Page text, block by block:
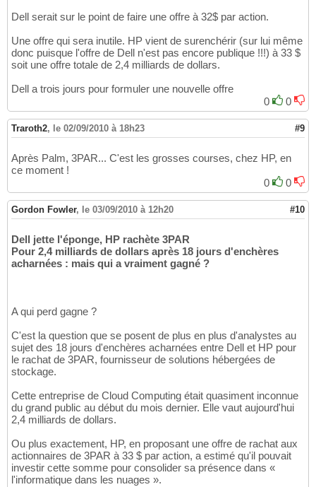
Dell serait sur le point de faire une offre à 32$ par action.
Une offre qui sera inutile. HP vient de surenchérir (sur lui même
donc puisque l'offre de Dell n'est pas encore publique !!!) à 33 $
soit une offre totale de 2,4 milliards de dollars.
Dell a trois jours pour formuler une nouvelle offre
0
0
Traroth2, le 02/09/2010 à 18h23 #9
Après Palm, 3PAR... C'est les grosses courses, chez HP, en
ce moment !
0
0
Gordon Fowler, le 03/09/2010 à 12h20 #10
Dell jette l'éponge, HP rachète 3PAR
Pour 2,4 milliards de dollars après 18 jours d'enchères
acharnées : mais qui a vraiment gagné ?
A qui perd gagne ?
C'est la question que se posent de plus en plus d'analystes au
sujet des 18 jours d'enchères acharnées entre Dell et HP pour
le rachat de 3PAR, fournisseur de solutions hébergées de
stockage.
Cette entreprise de Cloud Computing était quasiment inconnue
du grand public au début du mois dernier. Elle vaut aujourd'hui
2,4 milliards de dollars.
Ou plus exactement, HP, en proposant une offre de rachat aux
actionnaires de 3PAR à 33 $ par action, a estimé qu'il pouvait
investir cette somme pour consolider sa présence dans «
l'informatique dans les nuages ».